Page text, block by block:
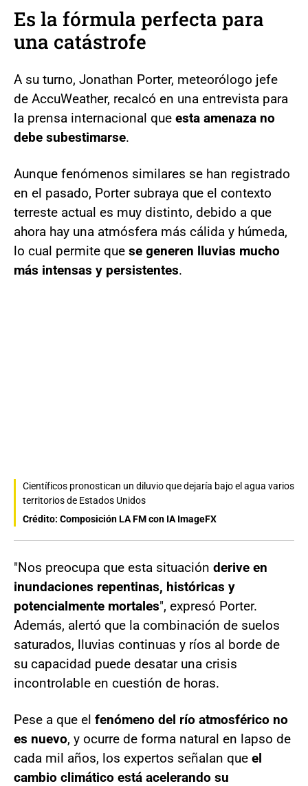
Es la fórmula perfecta para
una catástrofe
A su turno, Jonathan Porter, meteorólogo jefe
de AccuWeather, recalcó en una entrevista para
la prensa internacional que esta amenaza no
debe subestimarse.
Aunque fenómenos similares se han registrado
en el pasado, Porter subraya que el contexto
terreste actual es muy distinto, debido a que
ahora hay una atmósfera más cálida y húmeda,
lo cual permite que se generen lluvias mucho
más intensas y persistentes.
Científicos pronostican un diluvio que dejaría bajo el agua varios
territorios de Estados Unidos
Crédito: Composición LA FM con IA ImageFX
"Nos preocupa que esta situación derive en
inundaciones repentinas, históricas y
potencialmente mortales", expresó Porter.
Además, alertó que la combinación de suelos
saturados, lluvias continuas y ríos al borde de
su capacidad puede desatar una crisis
incontrolable en cuestión de horas.
Pese a que el fenómeno del río atmosférico no
es nuevo, y ocurre de forma natural en lapso de
cada mil años, los expertos señalan que el
cambio climático está acelerando su